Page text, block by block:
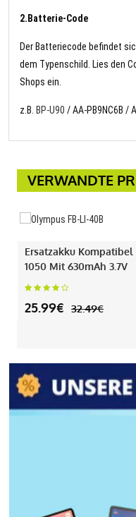
2.Batterie-Code
Der Batteriecode befindet
dem Typenschild. Lies den
Shops ein.
z.B. BP-U90 / AA-PB9NC6B /
VERWANDTE
Ersatzakku Kompatibel
1050 Mit 630mAh 3.7V
25.99€ 32.49€